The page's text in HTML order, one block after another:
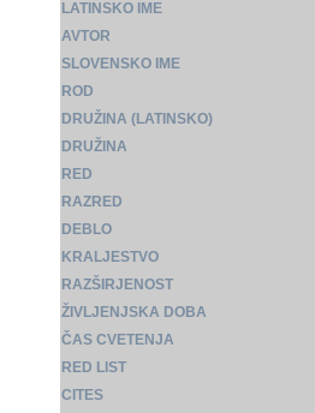
LATINSKO IME
AVTOR
SLOVENSKO IME
ROD
DRUŽINA (LATINSKO)
DRUŽINA
RED
RAZRED
DEBLO
KRALJESTVO
RAZŠIRJENOST
ŽIVLJENJSKA DOBA
ČAS CVETENJA
RED LIST
CITES